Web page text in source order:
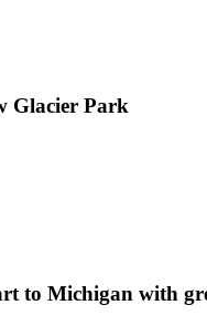
Glacier Park
to Michigan with